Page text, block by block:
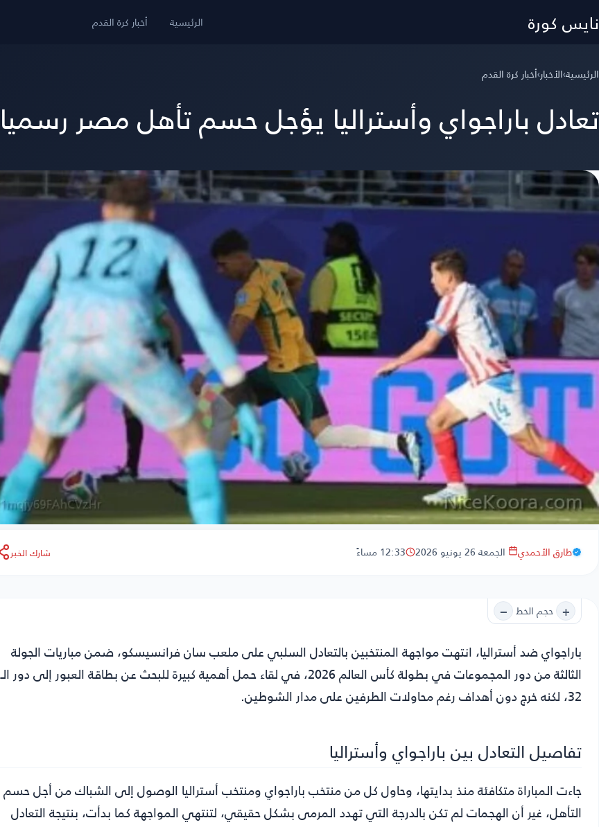
نايس كورة الرئيسية أخبار كرة القدم
الرئيسية›الأخبار›أخبار كرة القدم
تعادل باراجواي وأستراليا يؤجل حسم تأهل مصر رسميا
طارق الأحمدي الجمعة 26 يونيو 2026 12:33 مساءً شارك الخبر
+ حجم الخط −
باراجواي ضد أستراليا، انتهت مواجهة المنتخبين بالتعادل السلبي على ملعب سان فرانسيسكو، ضمن مباريات الجولة
الثالثة من دور المجموعات في بطولة كأس العالم 2026، في لقاء حمل أهمية كبيرة للبحث عن بطاقة العبور إلى دور الـ
32، لكنه خرج دون أهداف رغم محاولات الطرفين على مدار الشوطين.
تفاصيل التعادل بين باراجواي وأستراليا
جاءت المباراة متكافئة منذ بدايتها، وحاول كل من منتخب باراجواي ومنتخب أستراليا الوصول إلى الشباك من أجل حسم
التأهل، غير أن الهجمات لم تكن بالدرجة التي تهدد المرمى بشكل حقيقي، لتنتهي المواجهة كما بدأت، بنتيجة التعادل